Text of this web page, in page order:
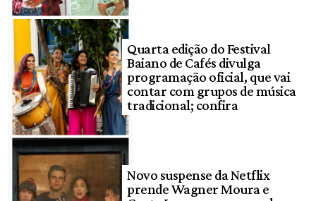
Quarta edição do Festival
Baiano de Cafés divulga
programação oficial, que vai
contar com grupos de música
tradicional; confira
Novo suspense da Netflix
prende Wagner Moura e